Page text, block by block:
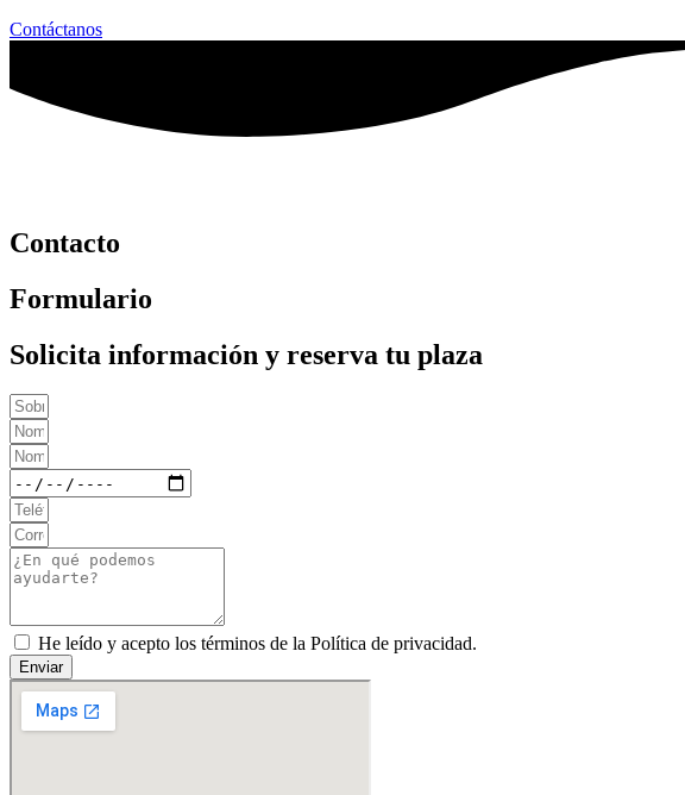
Contáctanos
Contacto
Formulario
Solicita información y reserva tu plaza
He leído y acepto los términos de la Política de privacidad.
Enviar